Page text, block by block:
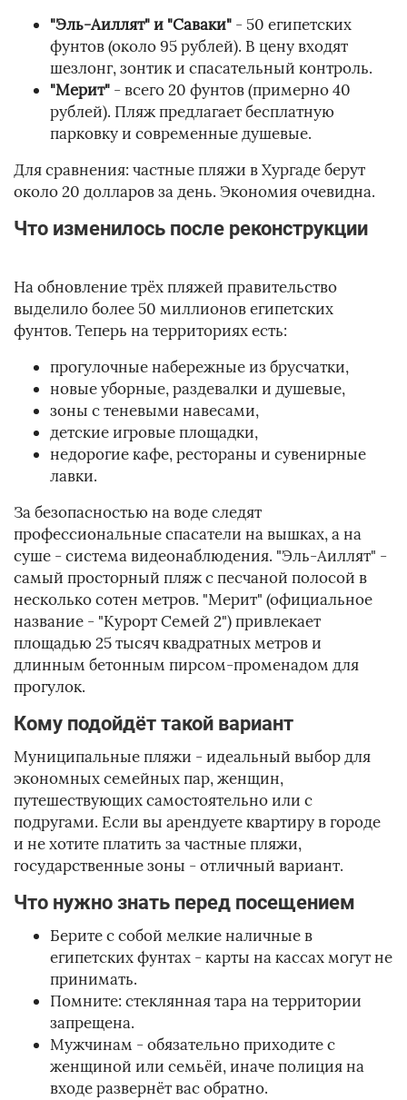
"Эль-Аиллят" и "Саваки" - 50 египетских
фунтов (около 95 рублей). В цену входят
шезлонг, зонтик и спасательный контроль.
"Мерит" - всего 20 фунтов (примерно 40
рублей). Пляж предлагает бесплатную
парковку и современные душевые.
Для сравнения: частные пляжи в Хургаде берут
около 20 долларов за день. Экономия очевидна.
Что изменилось после реконструкции
На обновление трёх пляжей правительство
выделило более 50 миллионов египетских
фунтов. Теперь на территориях есть:
прогулочные набережные из брусчатки,
новые уборные, раздевалки и душевые,
зоны с теневыми навесами,
детские игровые площадки,
недорогие кафе, рестораны и сувенирные
лавки.
За безопасностью на воде следят
профессиональные спасатели на вышках, а на
суше - система видеонаблюдения. "Эль-Аиллят" -
самый просторный пляж с песчаной полосой в
несколько сотен метров. "Мерит" (официальное
название - "Курорт Семей 2") привлекает
площадью 25 тысяч квадратных метров и
длинным бетонным пирсом-променадом для
прогулок.
Кому подойдёт такой вариант
Муниципальные пляжи - идеальный выбор для
экономных семейных пар, женщин,
путешествующих самостоятельно или с
подругами. Если вы арендуете квартиру в городе
и не хотите платить за частные пляжи,
государственные зоны - отличный вариант.
Что нужно знать перед посещением
Берите с собой мелкие наличные в
египетских фунтах - карты на кассах могут не
принимать.
Помните: стеклянная тара на территории
запрещена.
Мужчинам - обязательно приходите с
женщиной или семьёй, иначе полиция на
входе развернёт вас обратно.